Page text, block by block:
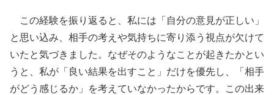
この経験を振り返ると、私には「自分の意見が正しい」
と思い込み、相手の考えや気持ちに寄り添う視点が欠けて
いたと気づきました。なぜそのようなことが起きたかとい
うと、私が「良い結果を出すこと」だけを優先し、「相手
がどう感じるか」を考えていなかったからです。この出来